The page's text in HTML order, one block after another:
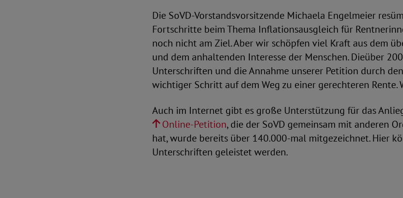
Die SoVD-Vorstandsvorsitzende Michaela Engelmeier
Fortschritte beim Thema Inflationsausgleich für
noch nicht am Ziel. Aber wir schöpfen viel Kraft aus dem
und dem anhaltenden Interesse der Menschen. Dieüber
Unterschriften und die Annahme unserer Petition durch
wichtiger Schritt auf dem Weg zu einer gerechteren Rente.
Auch im Internet gibt es große Unterstützung für das
Online-Petition, die der SoVD gemeinsam mit anderen
hat, wurde bereits über 140.000-mal mitgezeichnet. Hier
Unterschriften geleistet werden.